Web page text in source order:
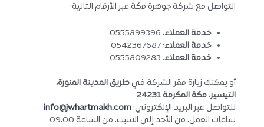
التواصل مع شركة جوهرة مكة عبر الأرقام التالية:
خدمة العملاء: 0555899396
خدمة العملاء: 0542367687
خدمة العملاء: 0555809283
أو يمكنك زيارة مقر الشركة في طريق المدينة المنورة،
التيسير، مكة المكرمة 24231
.
للتواصل عبر البريد الإلكتروني:info@jwhartmakh.com
ساعات العمل: من الأحد إلى السبت، من الساعة 09:00